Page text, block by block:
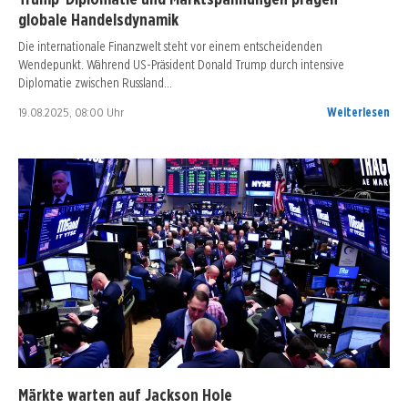
globale Handelsdynamik
Die internationale Finanzwelt steht vor einem entscheidenden
Wendepunkt. Während US-Präsident Donald Trump durch intensive
Diplomatie zwischen Russland…
19.08.2025, 08:00 Uhr Weiterlesen
Märkte warten auf Jackson Hole